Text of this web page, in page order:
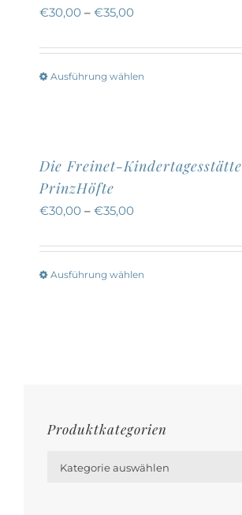
€30,00 – €35,00
Ausführung wählen
Varianten
Optionen
Die Freinet-Kindertagesstätte
PrinzHöfte
€30,00 – €35,00
Ausführung wählen
können
Produktkategorien
Kategorie auswählen